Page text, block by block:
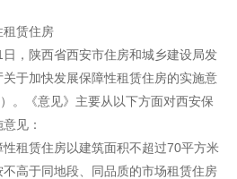
租赁住房
日，陕西省西安市住房和城乡建设局发
于加快发展保障性租赁住房的实施意
。《意见》主要从以下方面对西安保
见：
性租赁住房以建筑面积不超过70平方米
高于同地段、同品质的市场租赁住房